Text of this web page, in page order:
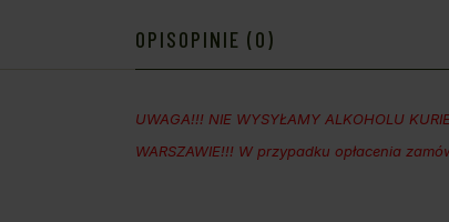
OPISOPINIE (0)
UWAGA!!! NIE WYSYŁAMY ALKOHOLU
WARSZAWIE!!! W przypadku opłacenia